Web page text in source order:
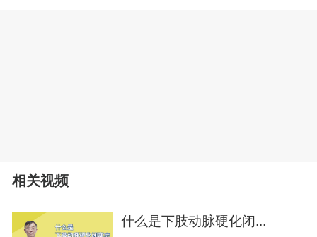
相关视频
什么是下肢动脉硬化闭...